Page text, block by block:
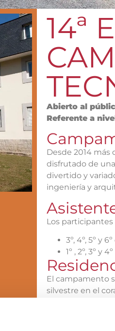
14ª
Abierto al
Referente a
Desde 2014
disfrutado de
divertido y
ingeniería y
Los participantes
3º, 4º, 5º y
1º , 2º, 3º y
El campamento
silvestre en el
media jornada
bloques,
jornada se
en
la